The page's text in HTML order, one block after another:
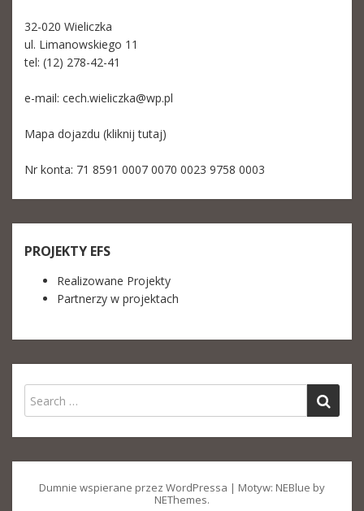
32-020 Wieliczka
ul. Limanowskiego 11
tel: (12) 278-42-41
e-mail: cech.wieliczka@wp.pl
Mapa dojazdu (kliknij tutaj)
Nr konta: 71 8591 0007 0070 0023 9758 0003
PROJEKTY EFS
Realizowane Projekty
Partnerzy w projektach
Dumnie wspierane przez WordPressa | Motyw: NEBlue by
NEThemes.